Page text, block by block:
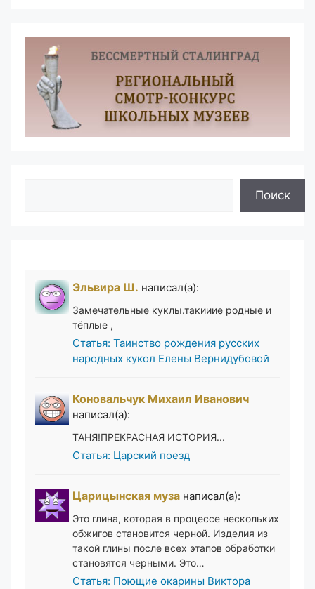
Поиск
Эльвира Ш. написал(а):
Замечательные куклы.такииие родные и
тёплые ,
Статья: Таинство рождения русских
народных кукол Елены Вернидубовой
Коновальчук Михаил Иванович
написал(а):
ТАНЯ!ПРЕКРАСНАЯ ИСТОРИЯ...
Статья: Царский поезд
Царицынская муза написал(а):
Это глина, которая в процессе нескольких
обжигов становится черной. Изделия из
такой глины после всех этапов обработки
становятся черными. Это…
Статья: Поющие окарины Виктора